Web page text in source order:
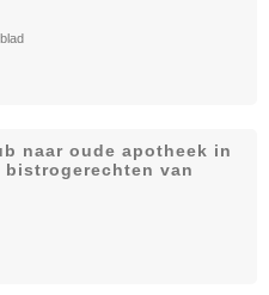
naar oude apotheek in
bistrogerechten van